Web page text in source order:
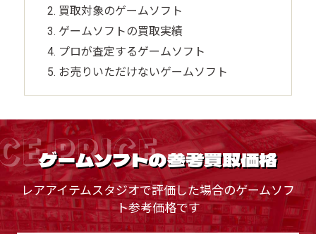
買取対象のゲームソフト
ゲームソフトの買取実績
プロが査定するゲームソフト
お売りいただけないゲームソフト
PRICE
ゲームソフトの参考買取価格
レアアイテムスタジオで評価した場合のゲームソフ
ト参考価格です